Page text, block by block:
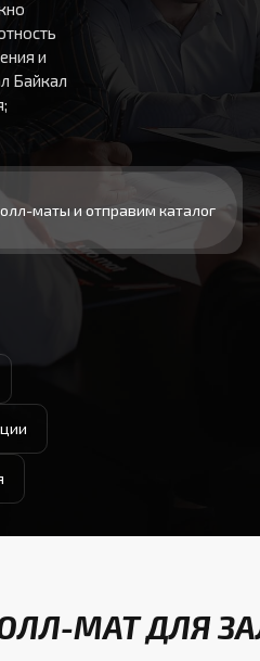
и
Байкал
маты и отправим каталог
МАТ ДЛЯ